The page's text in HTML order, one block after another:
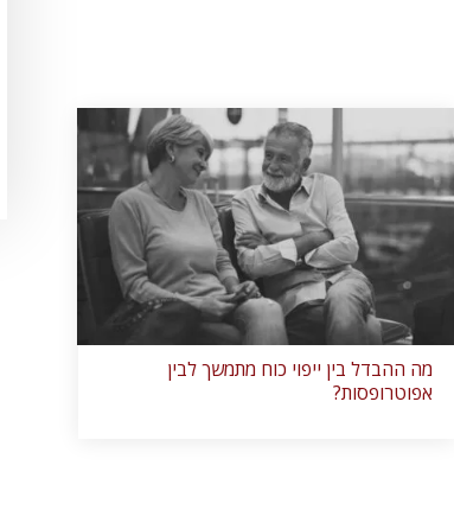
מה ההבדל בין ייפוי כוח מתמשך לבין
אפוטרופסות?